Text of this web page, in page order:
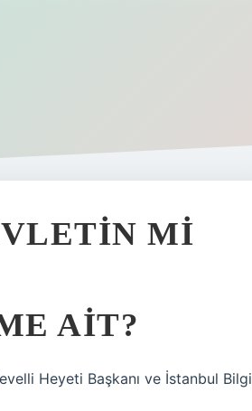
MI
AIT?
Heyeti Başkanı ve İstanbul Bilgi